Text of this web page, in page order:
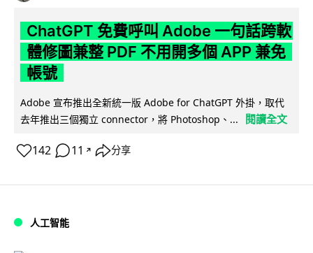
ChatGPT 免費呼叫 Adobe 一句話跨軟
體修圖兼整 PDF 不用開多個 APP 兼免
帳號
Adobe 宣布推出全新統一版 Adobe for ChatGPT 外掛，取代
去年推出三個獨立 connector，將 Photoshop、...
閱讀全文
142 11 ↗ 分享
人工智能